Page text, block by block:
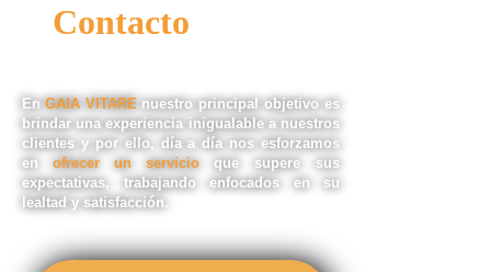
Contacto
En GAIA VITARE nuestro principal objetivo es
brindar una experiencia inigualable a nuestros
clientes y por ello, día a día nos esforzamos
en
ofrecer un servicio que supere sus
expectativas, trabajando enfocados en su
lealtad y satisfacción.